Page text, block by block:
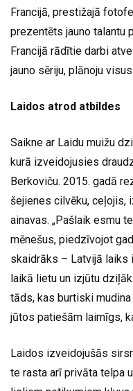
Francijā, prestižajā
prezentēts jauno talantu
Francijā rādītie darbi
jauno sēriju, plānoju
Laidos atrod atbildes
Saikne ar Laidu muižu
kurā izveidojusies
Berkoviču. 2015. gadā
šejienes cilvēku, ceļojis,
ainavas. „Pašlaik esmu
mēnešus, piedzīvojot
skaidrāks – Latvijā laiks
laikā lietu un izjūtu
tāds, kas burtiski
jūtos patiešām laimīgs,
Laidos izveidojušās
te rasta arī privāta telpa